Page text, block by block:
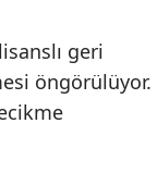
geri
öngörülüyor.